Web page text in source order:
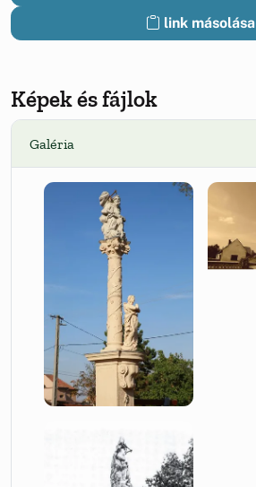
link másolása
Képek és fájlok
Galéria